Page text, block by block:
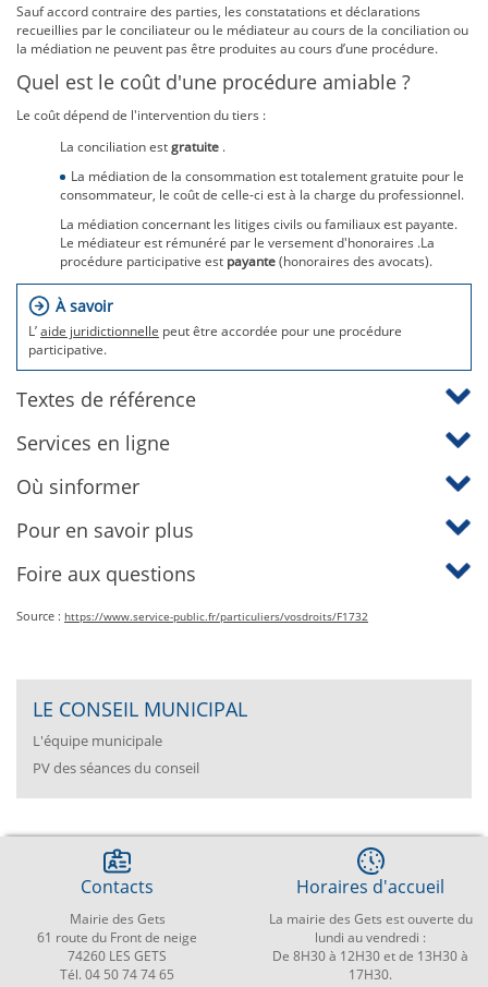
Sauf accord contraire des parties, les constatations et déclarations
recueillies par le conciliateur ou le médiateur au cours de la conciliation ou
la médiation ne peuvent pas être produites au cours d’une procédure.
Quel est le coût d'une procédure amiable ?
Le coût dépend de l'intervention du tiers :
La conciliation estgratuite .
La médiation de la consommation est totalement gratuite pour le
consommateur, le coût de celle-ci est à la charge du professionnel.
La médiation concernant les litiges civils ou familiaux est payante.
Le médiateur est rémunéré par le versement d'honoraires .La
procédure participative est payante(honoraires des avocats).
À savoir
L’aide juridictionnelle peut être accordée pour une procédure
participative.
Textes de référence
Services en ligne
Où sinformer
Pour en savoir plus
Foire aux questions
Source : https://www.service-public.fr/particuliers/vosdroits/F1732
LE CONSEIL MUNICIPAL
L'équipe municipale
PV des séances du conseil
Contacts
Mairie des Gets
61 route du Front de neige
74260 LES GETS
Tél. 04 50 74 74 65
Horaires d'accueil
La mairie des Gets est ouverte du
lundi au vendredi :
De 8H30 à 12H30 et de 13H30 à
17H30.